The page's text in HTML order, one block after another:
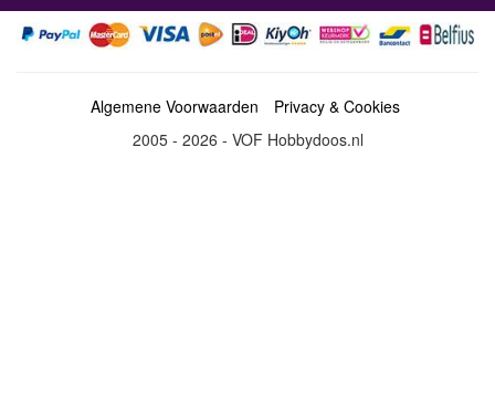
Algemene Voorwaarden
Privacy & Cookies
2005 - 2026 - VOF Hobbydoos.nl